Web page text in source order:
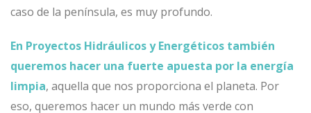
caso de la península, es muy profundo.
En Proyectos Hidráulicos y Energéticos también
queremos hacer una fuerte apuesta por la energía
limpia, aquella que nos proporciona el planeta. Por
eso, queremos hacer un mundo más verde con